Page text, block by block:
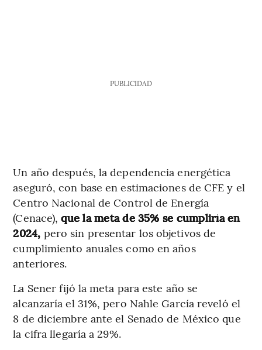
PUBLICIDAD
Un año después, la dependencia energética
aseguró, con base en estimaciones de CFE y el
Centro Nacional de Control de Energía
(Cenace),que la meta de 35% se cumpliría en
2024, pero sin presentar los objetivos de
cumplimiento anuales como en años
anteriores.
La Sener fijó la meta para este año se
alcanzaría el 31%, pero Nahle García reveló el
8 de diciembre ante el Senado de México que
la cifra llegaría a 29%.